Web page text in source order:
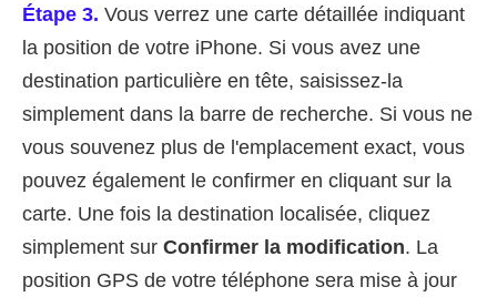
Étape 3. Vous verrez une carte détaillée indiquant
la position de votre iPhone. Si vous avez une
destination particulière en tête, saisissez-la
simplement dans la barre de recherche. Si vous ne
vous souvenez plus de l'emplacement exact, vous
pouvez également le confirmer en cliquant sur la
carte. Une fois la destination localisée, cliquez
simplement sur Confirmer la modification. La
position GPS de votre téléphone sera mise à jour